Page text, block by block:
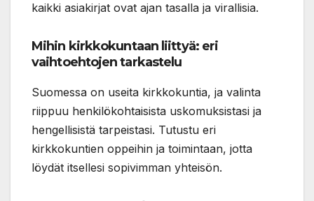
kaikki asiakirjat ovat ajan tasalla ja virallisia.
Mihin kirkkokuntaan liittyä: eri
vaihtoehtojen tarkastelu
Suomessa on useita kirkkokuntia, ja valinta
riippuu henkilökohtaisista uskomuksistasi ja
hengellisistä tarpeistasi. Tutustu eri
kirkkokuntien oppeihin ja toimintaan, jotta
löydät itsellesi sopivimman yhteisön.